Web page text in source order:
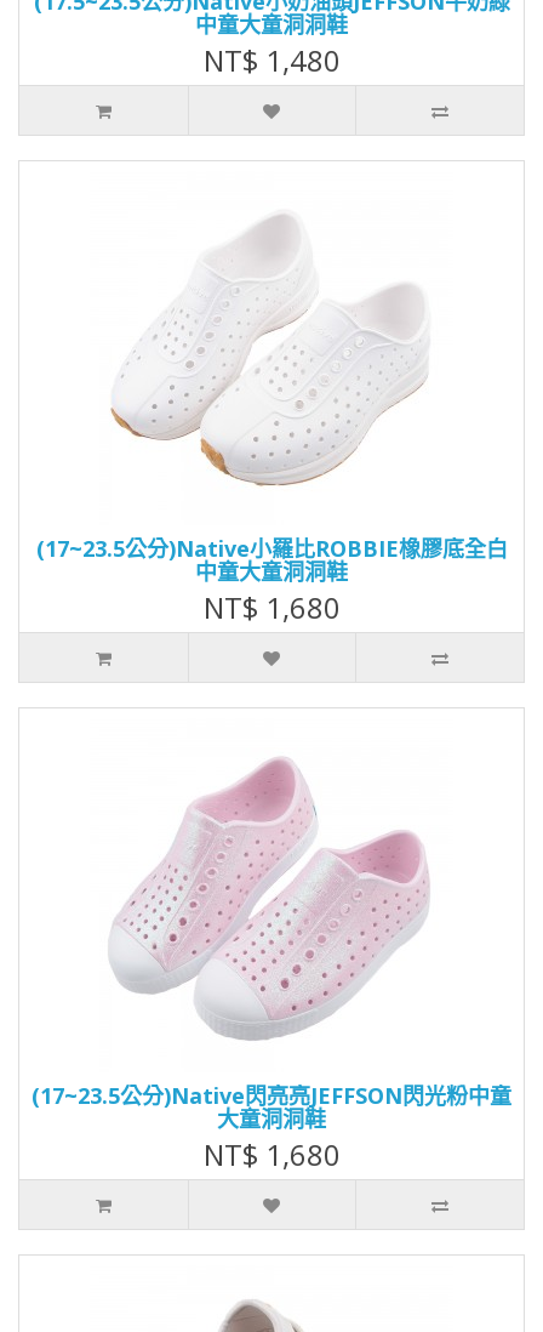
中童大童洞洞鞋
NT$ 1,480
(17~23.5公分)Native小羅比ROBBIE橡膠底全白
中童大童洞洞鞋
NT$ 1,680
(17~23.5公分)Native閃亮亮JEFFSON閃光粉中童
大童洞洞鞋
NT$ 1,680